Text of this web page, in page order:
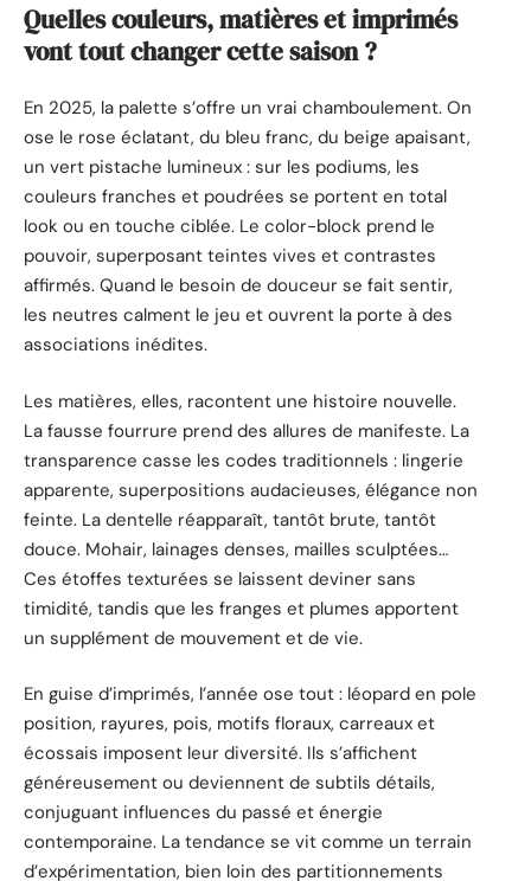
Quelles couleurs, matières et imprimés
vont tout changer cette saison ?
En 2025, la palette s’offre un vrai chamboulement. On
ose le rose éclatant, du bleu franc, du beige apaisant,
un vert pistache lumineux : sur les podiums, les
couleurs franches et poudrées se portent en total
look ou en touche ciblée. Le color-block prend le
pouvoir, superposant teintes vives et contrastes
affirmés. Quand le besoin de douceur se fait sentir,
les neutres calment le jeu et ouvrent la porte à des
associations inédites.
Les matières, elles, racontent une histoire nouvelle.
La fausse fourrure prend des allures de manifeste. La
transparence casse les codes traditionnels : lingerie
apparente, superpositions audacieuses, élégance non
feinte. La dentelle réapparaît, tantôt brute, tantôt
douce. Mohair, lainages denses, mailles sculptées…
Ces étoffes texturées se laissent deviner sans
timidité, tandis que les franges et plumes apportent
un supplément de mouvement et de vie.
En guise d’imprimés, l’année ose tout : léopard en pole
position, rayures, pois, motifs floraux, carreaux et
écossais imposent leur diversité. Ils s’affichent
généreusement ou deviennent de subtils détails,
conjuguant influences du passé et énergie
contemporaine. La tendance se vit comme un terrain
d’expérimentation, bien loin des partitionnements